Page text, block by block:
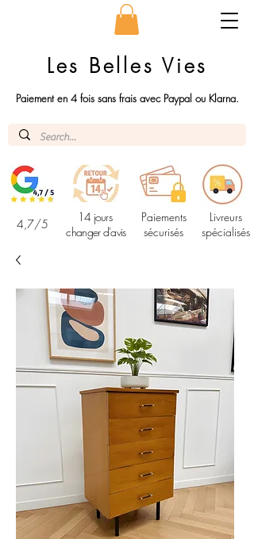
Les Belles Vies
Paiement en 4 fois sans frais avec Paypal ou Klarna.
4,7/5
14 jours
changer d'avis
Paiements
sécurisés
Livreurs
spécialisés